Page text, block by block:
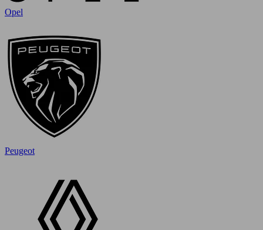
Opel
Peugeot